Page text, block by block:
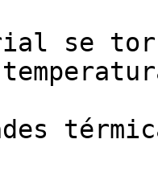
se